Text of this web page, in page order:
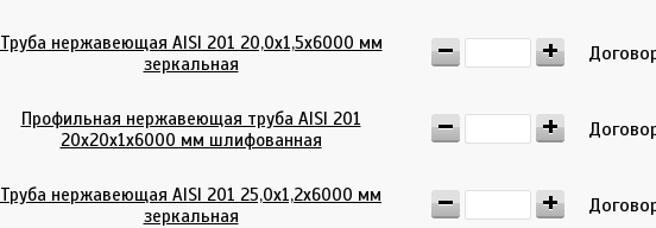
Труба нержавеющая AISI 201 20,0х1,5х6000 мм
зеркальная
Профильная нержавеющая труба AISI 201
20х20х1х6000 мм шлифованная
Труба нержавеющая AISI 201 25,0х1,2х6000 мм
зеркальная